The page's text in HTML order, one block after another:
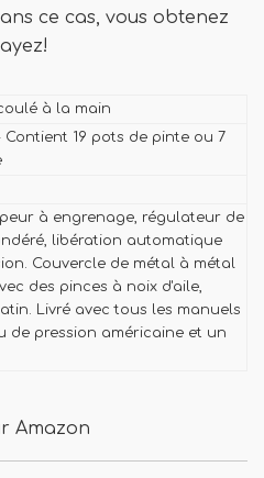
ce cas, vous obtenez
à la main
Contient 19 pots de pinte ou 7
à engrenage, régulateur de
libération automatique
Couvercle de métal à métal
des pinces à noix d'aile,
Livré avec tous les manuels
de pression américaine et un
Amazon